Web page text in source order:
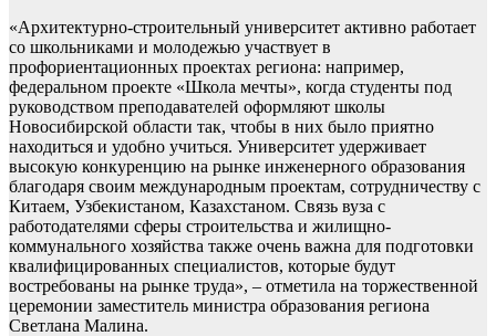
«Архитектурно-строительный университет активно работает
со школьниками и молодежью участвует в
профориентационных проектах региона: например,
федеральном проекте «Школа мечты», когда студенты под
руководством преподавателей оформляют школы
Новосибирской области так, чтобы в них было приятно
находиться и удобно учиться. Университет удерживает
высокую конкуренцию на рынке инженерного образования
благодаря своим международным проектам, сотрудничеству с
Китаем, Узбекистаном, Казахстаном. Связь вуза с
работодателями сферы строительства и жилищно-
коммунального хозяйства также очень важна для подготовки
квалифицированных специалистов, которые будут
востребованы на рынке труда», – отметила на торжественной
церемонии заместитель министра образования региона
Светлана Малина.